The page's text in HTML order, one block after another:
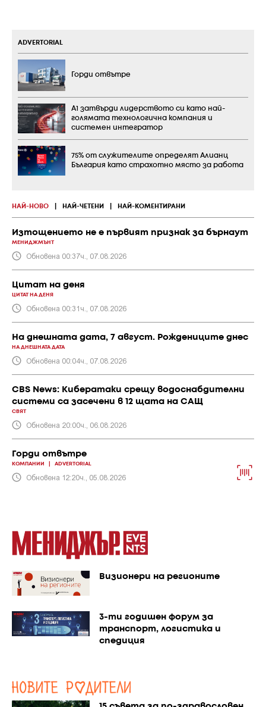
НАЙ-НОВО НАЙ-ЧЕТЕНИ НАЙ-КОМЕНТИРАНИ
Изтощението не е първият признак за бърнаут
МЕНИДЖМЪНТ
Обновена 00:37ч., 07.08.2026
Цитат на деня
ЦИТАТ НА ДЕНЯ
Обновена 00:31ч., 07.08.2026
На днешната дата, 7 август. Рождениците днес
НА ДНЕШНАТА ДАТА
Обновена 00:04ч., 07.08.2026
CBS News: Кибератаки срещу водоснабдителни
системи са засечени в 12 щата на САЩ
СВЯТ
Обновена 20:00ч., 06.08.2026
Горди отвътре
КОМПАНИИ ADVERTORIAL
Обновена 12:20ч., 05.08.2026
ADVERTORIAL
Горди отвътре
А1 затвърди лидерството си като най-
голямата технологична компания и
системен интегратор
75% от служителите определят Алианц
България като страхотно място за работа
Визионери на регионите
3-ти годишен форум за
транспорт, логистика и
спедиция